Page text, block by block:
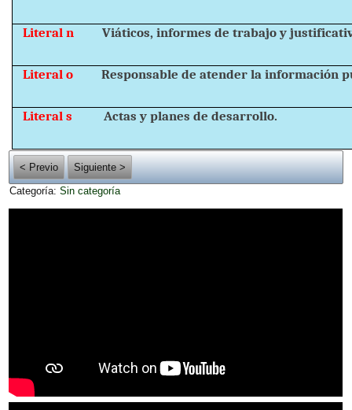
Literal n Viáticos, informes de trabajo y
Literal o Responsable de atender la información
Literal s Actas y planes de desarrollo.
< Previo
Siguiente >
Categoría:Sin categoría